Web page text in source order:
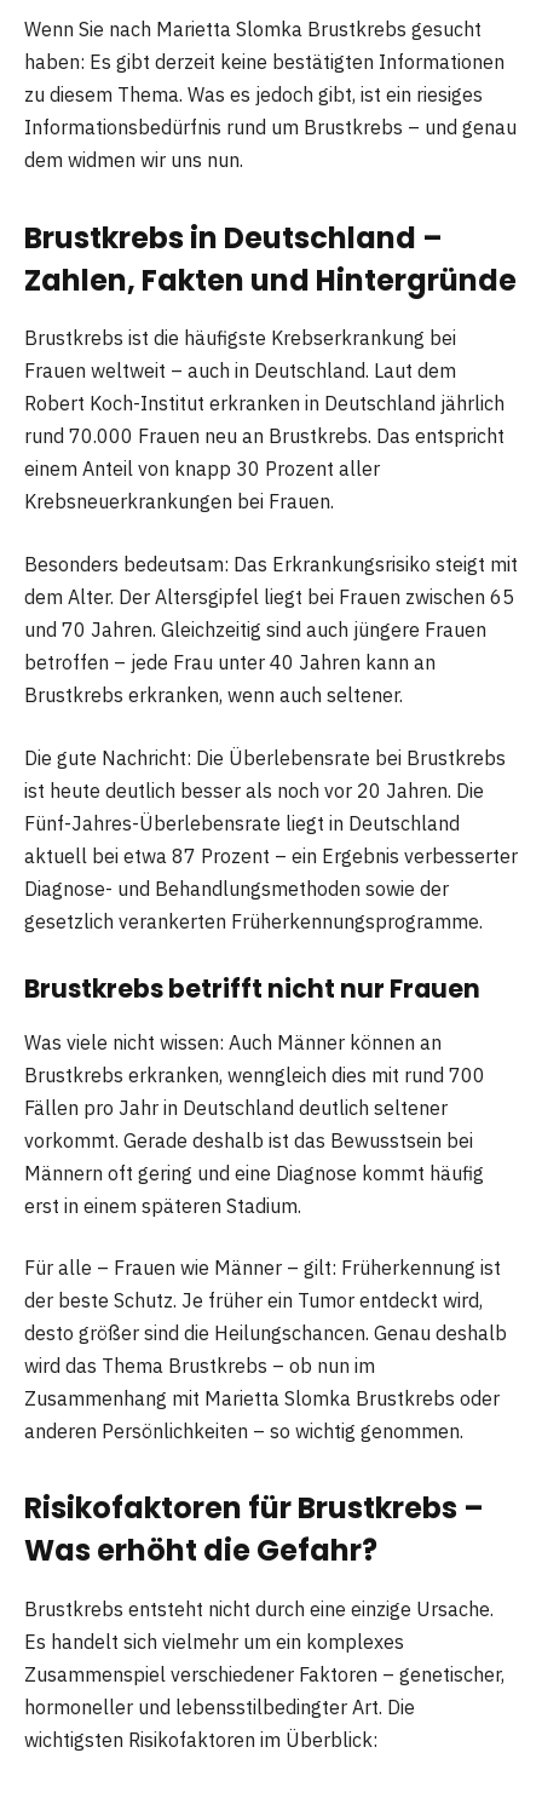
Wenn Sie nach Marietta Slomka Brustkrebs gesucht
haben: Es gibt derzeit keine bestätigten Informationen
zu diesem Thema. Was es jedoch gibt, ist ein riesiges
Informationsbedürfnis rund um Brustkrebs – und genau
dem widmen wir uns nun.
Brustkrebs in Deutschland –
Zahlen, Fakten und Hintergründe
Brustkrebs ist die häufigste Krebserkrankung bei
Frauen weltweit – auch in Deutschland. Laut dem
Robert Koch-Institut erkranken in Deutschland jährlich
rund 70.000 Frauen neu an Brustkrebs. Das entspricht
einem Anteil von knapp 30 Prozent aller
Krebsneuerkrankungen bei Frauen.
Besonders bedeutsam: Das Erkrankungsrisiko steigt mit
dem Alter. Der Altersgipfel liegt bei Frauen zwischen 65
und 70 Jahren. Gleichzeitig sind auch jüngere Frauen
betroffen – jede Frau unter 40 Jahren kann an
Brustkrebs erkranken, wenn auch seltener.
Die gute Nachricht: Die Überlebensrate bei Brustkrebs
ist heute deutlich besser als noch vor 20 Jahren. Die
Fünf-Jahres-Überlebensrate liegt in Deutschland
aktuell bei etwa 87 Prozent – ein Ergebnis verbesserter
Diagnose- und Behandlungsmethoden sowie der
gesetzlich verankerten Früherkennungsprogramme.
Brustkrebs betrifft nicht nur Frauen
Was viele nicht wissen: Auch Männer können an
Brustkrebs erkranken, wenngleich dies mit rund 700
Fällen pro Jahr in Deutschland deutlich seltener
vorkommt. Gerade deshalb ist das Bewusstsein bei
Männern oft gering und eine Diagnose kommt häufig
erst in einem späteren Stadium.
Für alle – Frauen wie Männer – gilt: Früherkennung ist
der beste Schutz. Je früher ein Tumor entdeckt wird,
desto größer sind die Heilungschancen. Genau deshalb
wird das Thema Brustkrebs – ob nun im
Zusammenhang mit Marietta Slomka Brustkrebs oder
anderen Persönlichkeiten – so wichtig genommen.
Risikofaktoren für Brustkrebs –
Was erhöht die Gefahr?
Brustkrebs entsteht nicht durch eine einzige Ursache.
Es handelt sich vielmehr um ein komplexes
Zusammenspiel verschiedener Faktoren – genetischer,
hormoneller und lebensstilbedingter Art. Die
wichtigsten Risikofaktoren im Überblick: